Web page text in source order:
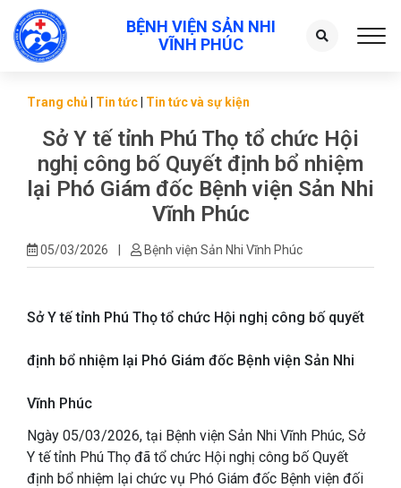
BỆNH VIỆN SẢN NHI
VĨNH PHÚC
Trang chủ Tin tức Tin tức và sự kiện
Sở Y tế tỉnh Phú Thọ tổ chức Hội
nghị công bố Quyết định bổ nhiệm
lại Phó Giám đốc Bệnh viện Sản Nhi
Vĩnh Phúc
05/03/2026 Bệnh viện Sản Nhi Vĩnh Phúc
Sở Y tế tỉnh Phú Thọ tổ chức Hội nghị công bố quyết
định bổ nhiệm lại Phó Giám đốc Bệnh viện Sản Nhi
Vĩnh Phúc
Ngày 05/03/2026, tại Bệnh viện Sản Nhi Vĩnh Phúc, Sở
Y tế tỉnh Phú Thọ đã tổ chức Hội nghị công bố Quyết
định bổ nhiệm lại chức vụ Phó Giám đốc Bệnh viện đối